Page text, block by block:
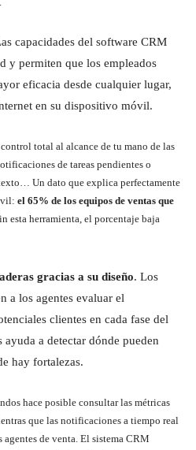
capacidades del software CRM
y permiten que los empleados
eficacia desde cualquier lugar,
en su dispositivo móvil.
total al alcance de tu mano de las
de tareas pendientes o
Un dato que explica perfectamente
el 65% de los equipos de ventas que
esta herramienta, el porcentaje baja
gracias a su diseño. Los
a los agentes evaluar el
clientes en cada fase del
a detectar dónde pueden
hay fortalezas.
hace posible consultar las métricas
que las notificaciones a tiempo real
de venta. El sistema CRM